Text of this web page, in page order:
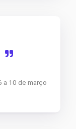
a 10 de março